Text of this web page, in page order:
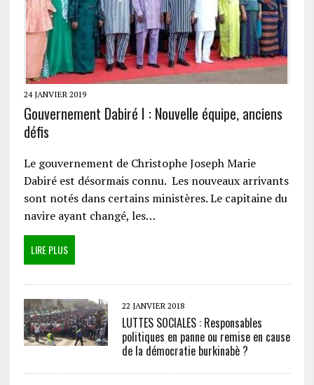
24 JANVIER 2019
Gouvernement Dabiré I : Nouvelle équipe, anciens
défis
Le gouvernement de Christophe Joseph Marie
Dabiré est désormais connu. Les nouveaux arrivants
sont notés dans certains ministères. Le capitaine du
navire ayant changé, les…
LIRE PLUS
22 JANVIER 2018
LUTTES SOCIALES : Responsables
politiques en panne ou remise en cause
de la démocratie burkinabè ?